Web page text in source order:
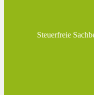
Steuerfreie